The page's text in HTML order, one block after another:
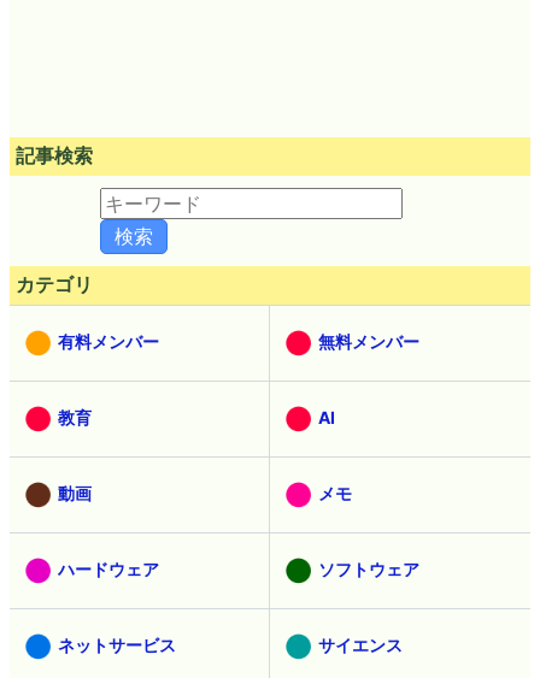
記事検索
カテゴリ
有料メンバー 無料メンバー
教育 AI
動画 メモ
ハードウェア ソフトウェア
ネットサービス サイエンス